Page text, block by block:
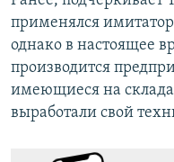
применялся
однако в настоящее
производится
имеющиеся на
выработали свой